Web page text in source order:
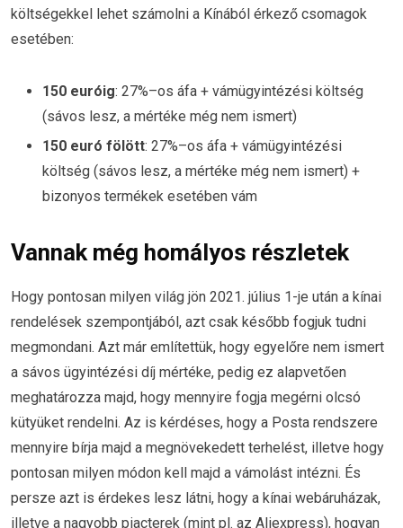
költségekkel lehet számolni a Kínából érkező csomagok
esetében:
150 euróig: 27%–os áfa + vámügyintézési költség
(sávos lesz, a mértéke még nem ismert)
150 euró fölött: 27%–os áfa + vámügyintézési
költség (sávos lesz, a mértéke még nem ismert) +
bizonyos termékek esetében vám
Vannak még homályos részletek
Hogy pontosan milyen világ jön 2021. július 1-je után a kínai
rendelések szempontjából, azt csak később fogjuk tudni
megmondani. Azt már említettük, hogy egyelőre nem ismert
a sávos ügyintézési díj mértéke, pedig ez alapvetően
meghatározza majd, hogy mennyire fogja megérni olcsó
kütyüket rendelni. Az is kérdéses, hogy a Posta rendszere
mennyire bírja majd a megnövekedett terhelést, illetve hogy
pontosan milyen módon kell majd a vámolást intézni. És
persze azt is érdekes lesz látni, hogy a kínai webáruházak,
illetve a nagyobb piacterek (mint pl. az Aliexpress), hogyan